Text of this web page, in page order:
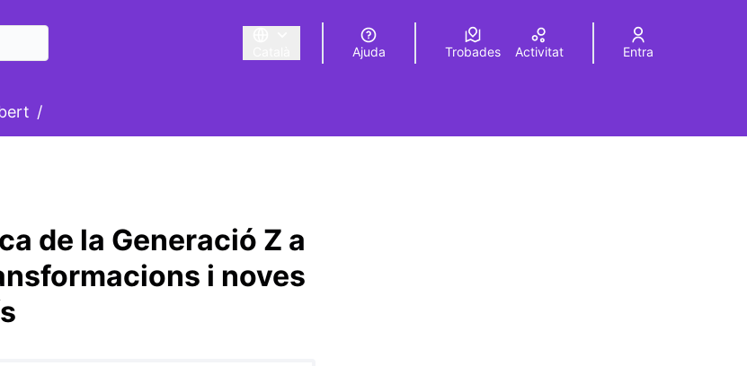
Triar la llengua Elegir el idioma Choose language
Ajuda Trobades Activitat Entra
/
de la Generació Z a
i noves